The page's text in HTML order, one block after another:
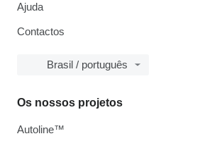
Ajuda
Contactos
Brasil / português
Os nossos projetos
Autoline™